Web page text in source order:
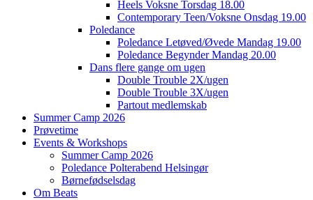
Heels Voksne Torsdag 18.00
Contemporary Teen/Voksne Onsdag 19.00
Poledance
Poledance Letøved/Øvede Mandag 19.00
Poledance Begynder Mandag 20.00
Dans flere gange om ugen
Double Trouble 2X/ugen
Double Trouble 3X/ugen
Partout medlemskab
Summer Camp 2026
Prøvetime
Events & Workshops
Summer Camp 2026
Poledance Polterabend Helsingør
Børnefødselsdag
Om Beats